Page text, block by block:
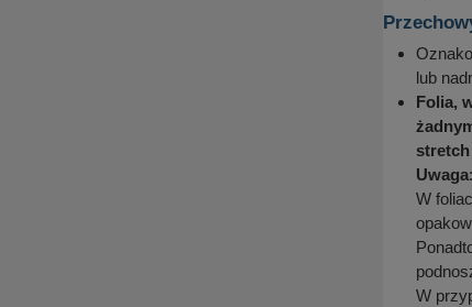
lub
Folia,
stretch
Uwaga:
W
W